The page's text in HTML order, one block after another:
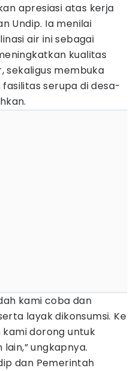
apresiasi atas kerja
Undip. Ia menilai
air ini sebagai
kualitas
sekaligus membuka
serupa di desa-
kami coba dan
layak dikonsumsi. Ke
dorong untuk
ungkapnya.
dan Pemerintah